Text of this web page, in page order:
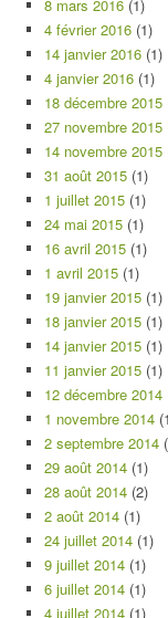
8 mars 2016 (1)
4 février 2016 (1)
14 janvier 2016 (1)
4 janvier 2016 (1)
18 décembre 2015
27 novembre 2015
14 novembre 2015
31 août 2015 (1)
1 juillet 2015 (1)
24 mai 2015 (1)
16 avril 2015 (1)
1 avril 2015 (1)
19 janvier 2015 (1)
18 janvier 2015 (1)
14 janvier 2015 (1)
11 janvier 2015 (1)
12 décembre 2014
1 novembre 2014
2 septembre 2014
29 août 2014 (1)
28 août 2014 (2)
2 août 2014 (1)
24 juillet 2014 (1)
9 juillet 2014 (1)
6 juillet 2014 (1)
4 juillet 2014 (1)